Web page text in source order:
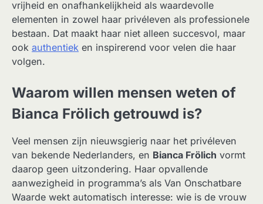
vrijheid en onafhankelijkheid als waardevolle
elementen in zowel haar privéleven als professionele
bestaan. Dat maakt haar niet alleen succesvol, maar
ook authentiek en inspirerend voor velen die haar
volgen.
Waarom willen mensen weten of
Bianca Frölich getrouwd is?
Veel mensen zijn nieuwsgierig naar het privéleven
van bekende Nederlanders, en Bianca Frölich vormt
daarop geen uitzondering. Haar opvallende
aanwezigheid in programma’s als Van Onschatbare
Waarde wekt automatisch interesse: wie is de vrouw